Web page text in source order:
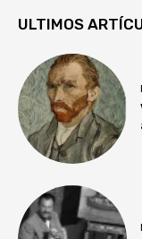
ULTIMOS